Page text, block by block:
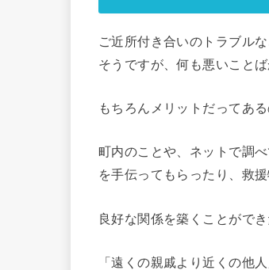
ご近所付き合いのトラブル
そうですが、何も悪いこと
もちろんメリットだってある
町内のことや、ネットで調
を手伝ってもらったり、救
良好な関係を築くことがで
「遠くの親戚より近くの他人